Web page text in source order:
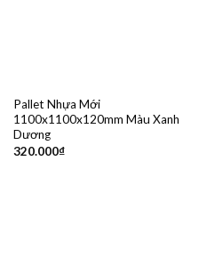
Pallet Nhựa Mới
1100x1100x120mm Màu Xanh
Dương
320.000₫